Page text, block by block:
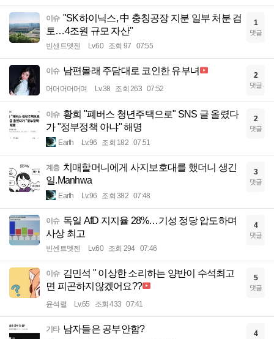
이슈 "SK하이닉스, 中 충칭공장 지분 일부 처분 검
토…4조원 규모 자산"
빈센트멧젠 Lv.60 조회 97 07:55
1
댓글
이슈 남편몰래 주담대로 코인한 유부녀
머머머머머며 Lv.38 조회 263 07:52
2
댓글
이슈 황희 "폐버스 청년주택으로" SNS 글 올렸다
가 "정부정책 아냐" 해명
Earth Lv.96 조회 182 07:51
2
댓글
계층 치매할머니에게 사지보호대를 했더니 생긴
일.Manhwa
Earth Lv.96 조회 382 07:48
3
댓글
이슈 독일 AfD 지지율 28%…기성 정당 압도하며
사상 최고
빈센트멧젠 Lv.60 조회 294 07:46
4
댓글
이슈 김민석 " 이상한 소리하는 양반이 수석최고
면 피곤하지않겠어요??
윤석렬 Lv.65 조회 433 07:41
5
댓글
기타 남자들은 공부안함? 4